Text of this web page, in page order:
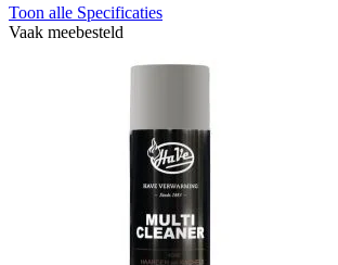
Toon alle Specificaties
Vaak meebesteld